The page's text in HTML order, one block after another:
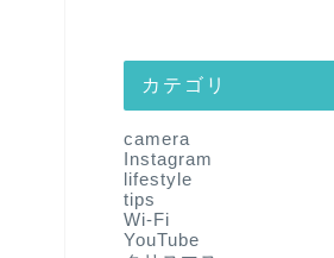
カテゴリ
camera
Instagram
lifestyle
tips
Wi-Fi
YouTube